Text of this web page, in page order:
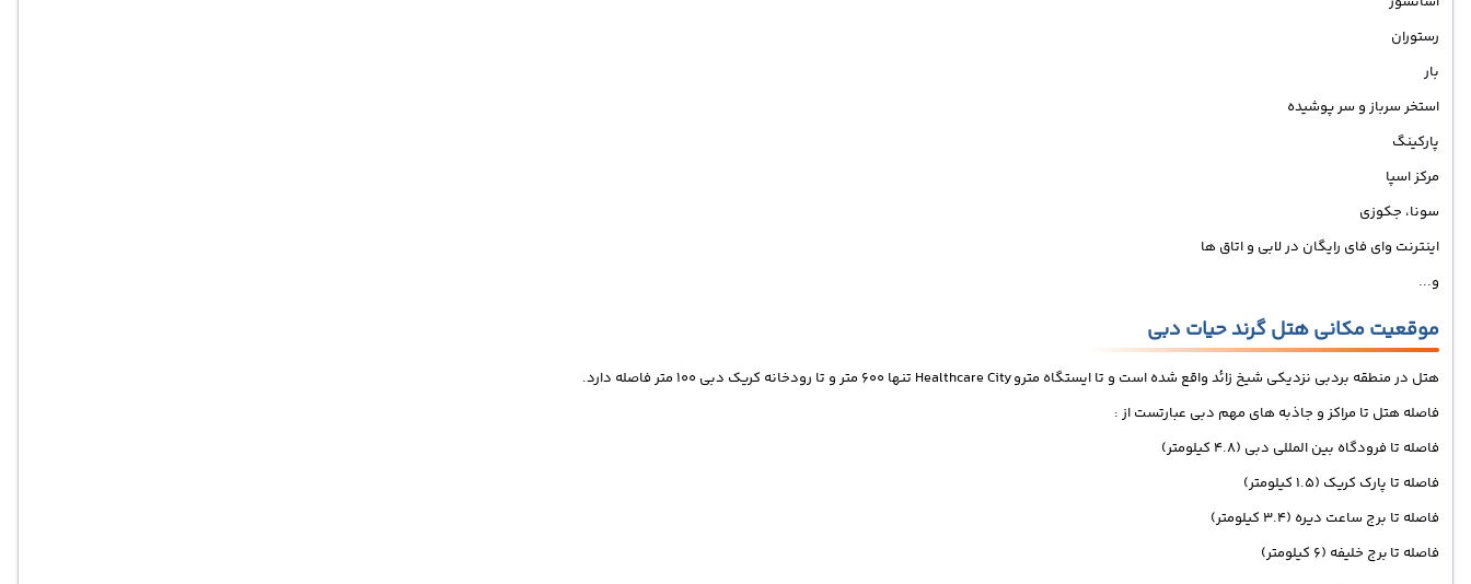
رستوران
بار
استخر سرباز و سر پوشیده
پارکینگ
مرکز اسپا
سونا، جکوزی
اینترنت وای فای رایگان در لابی و اتاق ها
و...
موقعیت مکانی هتل گرند حیات دبی
هتل در منطقه بردبی نزدیکی شیخ زائد واقع شده است و تا ایستگاه مترو Healthcare City تنها 600 متر و تا رودخانه کریک دبی 100 متر فاصله دارد.
فاصله هتل تا مراکز و جاذبه های مهم دبی عبارتست از :
فاصله تا فرودگاه بین المللی دبی (4.8 کیلومتر)
فاصله تا پارک کریک (1.5 کیلومتر)
فاصله تا برج ساعت دیره (3.4 کیلومتر)
فاصله تا برج خلیفه (6 کیلومتر)